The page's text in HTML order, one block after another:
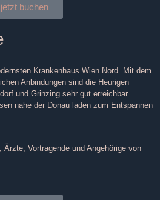
jetzt buchen
Krankenhaus Wien Nord. Mit dem
Anbindungen sind die Heurigen
und Grinzing sehr gut erreichbar.
nahe der Donau laden zum Entspannen
Vortragende und Angehörige von